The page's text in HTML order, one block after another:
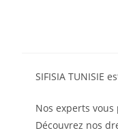
SIFISIA TUNISIE
Nos experts
Découvrez nos